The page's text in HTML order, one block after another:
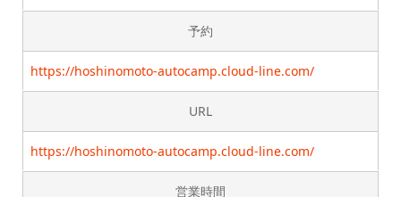
予約
https://hoshinomoto-autocamp.cloud-line.com/
URL
https://hoshinomoto-autocamp.cloud-line.com/
営業時間